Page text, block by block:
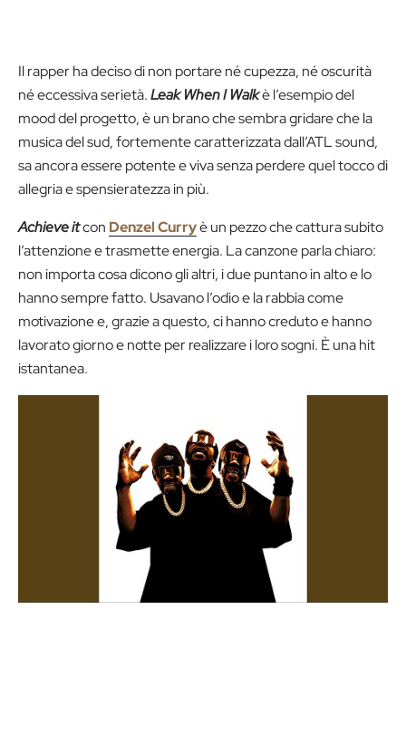
Il rapper ha deciso di non portare né cupezza, né oscurità
né eccessiva serietà.Leak When I Walkè l’esempio del
mood del progetto, è un brano che sembra gridare che la
musica del sud, fortemente caratterizzata dall’ATL sound,
sa ancora essere potente e viva senza perdere quel tocco di
allegria e spensieratezza in più.
Achieve itcon Denzel Curryè un pezzo che cattura subito
l’attenzione e trasmette energia. La canzone parla chiaro:
non importa cosa dicono gli altri, i due puntano in alto e lo
hanno sempre fatto. Usavano l’odio e la rabbia come
motivazione e, grazie a questo, ci hanno creduto e hanno
lavorato giorno e notte per realizzare i loro sogni. È una hit
istantanea.